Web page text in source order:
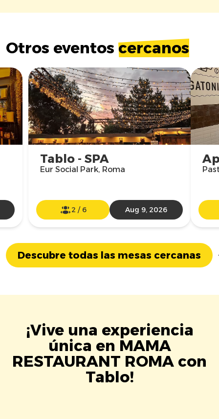
Otros eventos cercanos
Tablo - SPA
Eur Social Park, Roma
2 / 6 Aug 9, 2026
Descubre todas las mesas cercanas
¡Vive una experiencia
única en MAMA
RESTAURANT ROMA con
Tablo!